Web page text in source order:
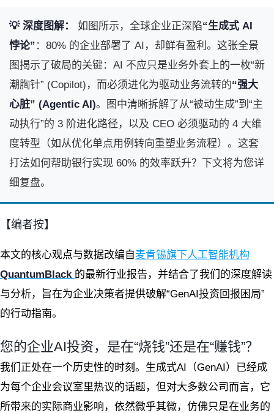
💡 深度图解： 如图所示，全球企业正深陷“生成式 AI
悖论” ：80% 的企业部署了 AI，却鲜有盈利。这张全景
图揭示了破局的关键：AI 不应只是业务外套上的一枚“新
潮胸针” (Copilot)，而必须进化为驱动业务流转的“强大
心脏” (Agentic AI)。图中清晰拆解了从“被动生成”到“主
动执行”的 3 阶进化路径，以及 CEO 必须驱动的 4 大维
度转型（如从优化单点用例转向重塑业务流程）。这套
打法如何帮助银行实现 60% 的效率跃升？下文将为您详
细复盘。
【编者按】
本文的核心观点与数据改编自麦肯锡旗下人工智能机构
QuantumBlack 的最新行业报告，并结合了我们的深度解读
与分析，旨在为企业决策者提供破解“GenAI投资回报困局”
的行动指南。
您的企业AI投资，是在“烧钱”还是在“赚钱”？
我们正处在一个历史性的时刻。生成式AI（GenAI）已经成
为每个企业会议室里热议的话题，但对大多数公司而言，它
所带来的实际商业影响，依然微乎其微，仿佛只是在业务的